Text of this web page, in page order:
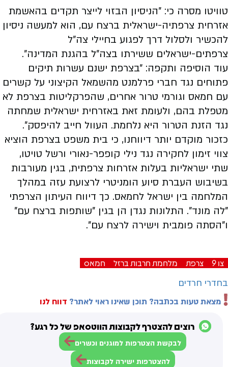
טוויטו מסרה כי: ״הניסיון הבזוי לייצר תקדים בהאשמת
אזרחית צרפתיה-ישראלית ברצח עם, הוא למעשה ניסיון
להכשיר ולסלול דרך לפגוע בחיילי צה״ל
צרפתים-ישראלים ששירתו בצה״ל בהגנת המדינה״.
עוד הוסיפה ותקפה: ״בצרפת ישנם עשרות תיקים
פתוחים נגד חברי פרלמנט מהשמאל הקיצוני על קשרים
עם חמאס וגורמי טרור אחרים, שהפרקליטות בצרפת לא
מטפלת בהם, ולעומת זאת באזרחית ישראלית שמחתה
נגד הזנת הטרור היא נלחמת. העוול חייב להיפסק״.
כזכור מוקדם יותר דיווחנו, כי בית משפט בצרפת הוציא
צווי זימון לחקירה נגד נילי קופפר-נאורי ורשל טויטו,
שתי ישראליות בעלות אזרחות צרפתית, בגין מעורבות
בשיבוש העברת סיוע הומניטרי לרצועת עזה במהלך
המלחמה בין ישראל לחמאס. כך דיווח העיתון הצרפתי
"לה מונד". התלונות נגדן הן בגין "שותפות ברצח עם"
ו"הסתה פומבית וישירה לרצח עם".
צו 9 צרפת מלחמת חרבות ברזל חמאס
בחדרי חרדים
מצאת טעות בכתבה? תוכן שאינו ראוי לאתר? דווח לנו
רוצים להצטרף לקבוצות הווטסאפ של כל רגע?
לבקשת הצטרפות למוגנים וכשרים
להצטרפות ישירה לקבוצות